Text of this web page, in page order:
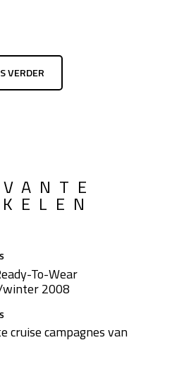
VERDER
To-Wear
2008
cruise campagnes van